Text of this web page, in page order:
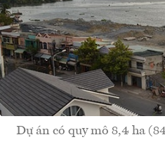
Dự án có quy mô 8,4 ha